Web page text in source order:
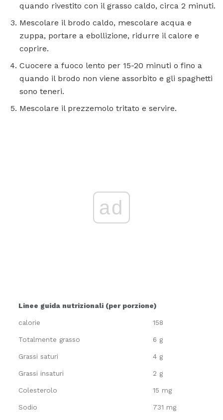
quando rivestito con il grasso caldo, circa 2 minuti.
Mescolare il brodo caldo, mescolare acqua e
zuppa, portare a ebollizione, ridurre il calore e
coprire.
Cuocere a fuoco lento per 15-20 minuti o fino a
quando il brodo non viene assorbito e gli spaghetti
sono teneri.
Mescolare il prezzemolo tritato e servire.
ad
Linee guida nutrizionali (per porzione)
calorie 158
Totalmente grasso 6 g
Grassi saturi 4 g
Grassi insaturi 2 g
Colesterolo 15 mg
Sodio 731 mg